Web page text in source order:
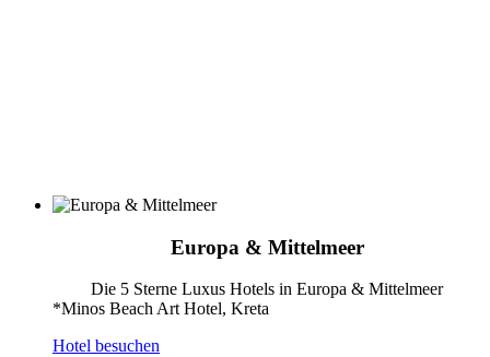
Europa & Mittelmeer
Die 5 Sterne Luxus Hotels in Europa & Mittelmeer
*Minos Beach Art Hotel, Kreta
Hotel besuchen